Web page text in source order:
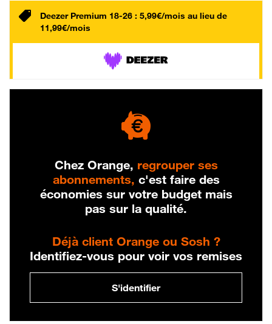
Deezer Premium 18-26 : 5,99€/mois au lieu de
11,99€/mois
Chez Orange, regrouper ses
abonnements, c'est faire des
économies sur votre budget mais
pas sur la qualité.
Déjà client Orange ou Sosh ?
Identifiez-vous pour voir vos remises
S'identifier